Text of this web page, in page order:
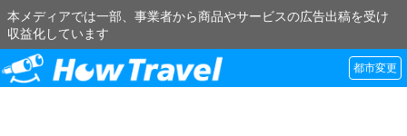
本メディアでは一部、事業者から商品やサービスの広告出稿を受け
収益化しています
都市変更